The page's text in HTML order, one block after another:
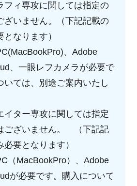
ィ専攻に関しては指定の
ざいません。（下記記載の
なります）
、Adobe
、一眼レフカメラが必要で
いては、別途ご案内いたし
ター専攻に関しては指定
ございません。 （下記記
要となります）
（MacBookPro）、Adobe
が必要です。購入について